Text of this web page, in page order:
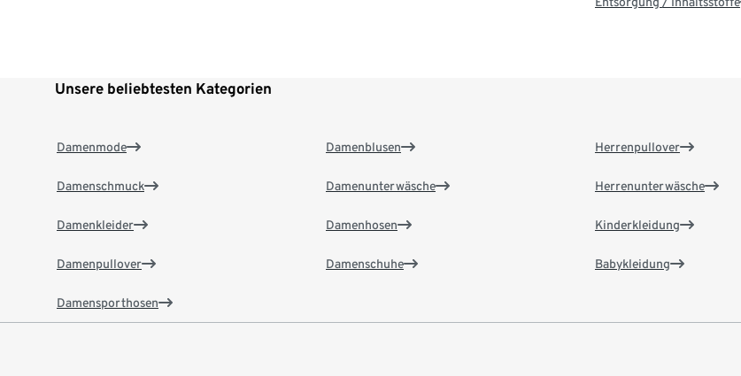
Unsere beliebtesten Kategorien
Damenmode
Damenschmuck
Damenkleider
Damenpullover
Damensporthosen
Damenblusen
Damenunterwäsche
Damenhosen
Damenschuhe
Herrenpullover
Herrenunterwäsche
Kinderkleidung
Babykleidung